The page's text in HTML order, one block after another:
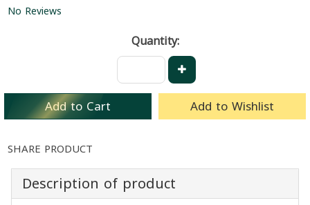
No Reviews
Quantity:
Add to Cart Add to Wishlist
SHARE PRODUCT
Description of product